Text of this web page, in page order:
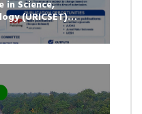
in Science,
(URICSET)